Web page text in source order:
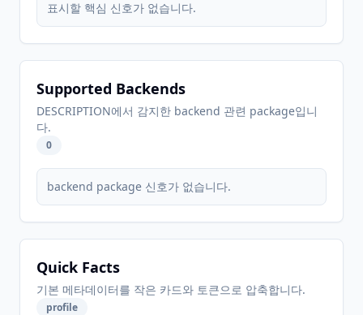
표시할 핵심 신호가 없습니다.
Supported Backends
DESCRIPTION에서 감지한 backend 관련 package입니
다.
0
backend package 신호가 없습니다.
Quick Facts
기본 메타데이터를 작은 카드와 토큰으로 압축합니다.
profile